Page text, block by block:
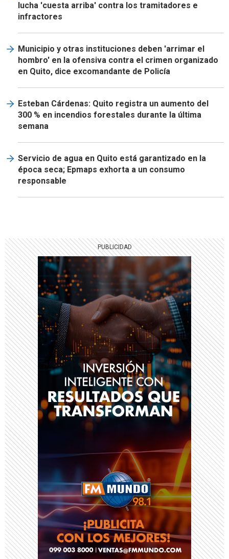
lucha 'cuesta arriba' contra los tramitadores e
infractores
Municipio y otras instituciones deben 'arrimar el
hombro' en la ofensiva contra el crimen organizado
en Quito, dice excomandante de Policía
Esteban Cárdenas: Quito registra un aumento del
300 % en incendios forestales durante la última
semana
Servicio de agua en Quito está garantizado en la
época seca; Epmaps exhorta a un consumo
responsable